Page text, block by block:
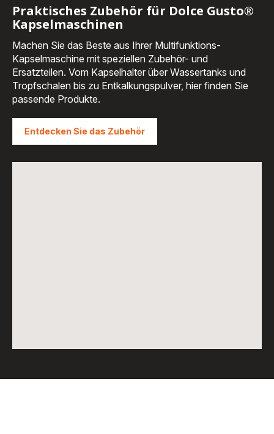
Praktisches Zubehör für Dolce Gusto®
Kapselmaschinen
Machen Sie das Beste aus Ihrer Multifunktions-
Kapselmaschine mit speziellen Zubehör- und
Ersatzteilen. Vom Kapselhalter über Wassertanks und
Tropfschalen bis zu Entkalkungspulver, hier finden Sie
passende Produkte.
Entdecken Sie das Zubehör